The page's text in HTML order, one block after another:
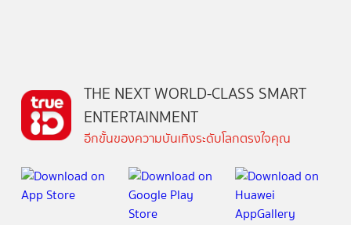
THE NEXT WORLD-CLASS SMART
ENTERTAINMENT
อีกขั้นของความบันเทิงระดับโลกตรงใจคุณ